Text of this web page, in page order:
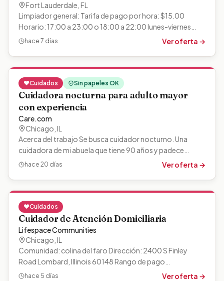
Fort Lauderdale FL
Limpiador general: Tarifa de pago por hora: $15.00
Horario: 17:00 a 23:00 o 18:00 a 22:00 lunes-viernes
Serás un miembro del equipo de…
hace 7 días Ver oferta →
❤️Cuidados Sin papeles OK
Cuidadora nocturna para adulto mayor
con experiencia
Care.com
Chicago IL
Acerca del trabajo Se busca cuidador nocturno. Una
cuidadora de mi abuela que tiene 90 años y padece
Parkinson y artritis. Se espera que el…
hace 20 días Ver oferta →
❤️Cuidados
Cuidador de Atención Domiciliaria
Lifespace Communities
Chicago IL
Comunidad: colina del faro Dirección: 2400 S Finley
Road Lombard, Illinois 60148 Rango de pago
$16.66-$22.90+ por hora Ahora contratando:…
hace 5 días Ver oferta →